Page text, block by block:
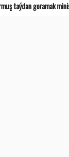
taýdan goramak